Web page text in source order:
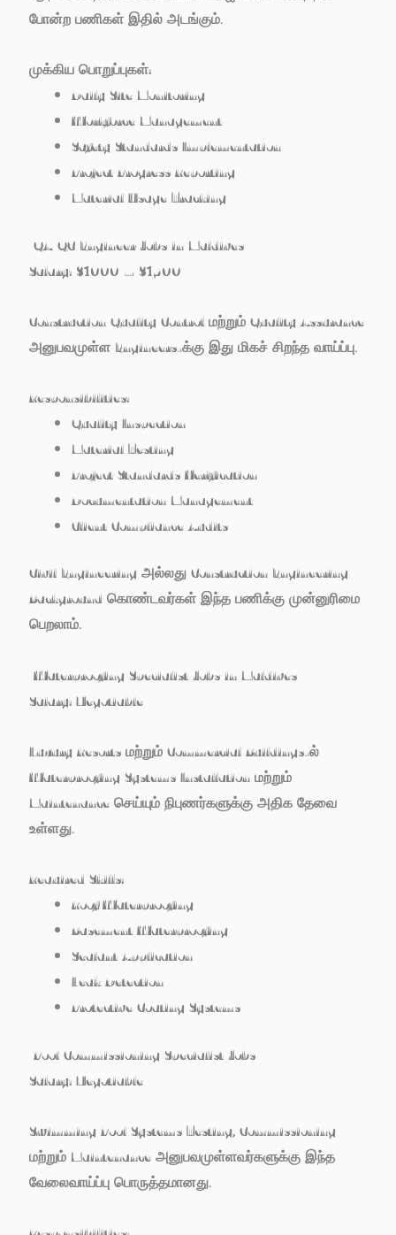
போன்ற பணிகள் இதில் அடங்கும்.
முக்கிய பொறுப்புகள்:
Daily Site Monitoring
Workforce Management
Safety Standards Implementation
Project Progress Reporting
Material Usage Tracking
QA/QC Engineer Jobs in Maldives
Salary: $1000 – $1500
Construction Quality Control மற்றும் Quality Assurance
அனுபவமுள்ள Engineers-க்கு இது மிகச் சிறந்த வாய்ப்பு.
Responsibilities:
Quality Inspection
Material Testing
Project Standards Verification
Documentation Management
Client Compliance Audits
Civil Engineering அல்லது Construction Engineering
Background கொண்டவர்கள் இந்த பணிக்கு முன்னுரிமை
பெறலாம்.
Waterproofing Specialist Jobs in Maldives
Salary: Negotiable
Luxury Resorts மற்றும் Commercial Buildings-ல்
Waterproofing Systems Installation மற்றும்
Maintenance செய்யும் நிபுணர்களுக்கு அதிக தேவை
உள்ளது.
Required Skills:
Roof Waterproofing
Basement Waterproofing
Sealant Application
Leak Detection
Protective Coating Systems
Pool Commissioning Specialist Jobs
Salary: Negotiable
Swimming Pool Systems Testing, Commissioning
மற்றும் Maintenance அனுபவமுள்ளவர்களுக்கு இந்த
வேலைவாய்ப்பு பொருத்தமானது.